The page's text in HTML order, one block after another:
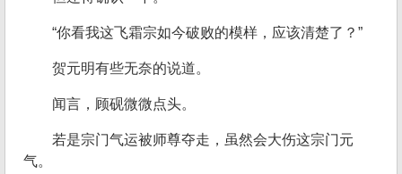
“你看我这飞霜宗如今破败的模样，应该清楚了？”
贺元明有些无奈的说道。
闻言，顾砚微微点头。
若是宗门气运被师尊夺走，虽然会大伤这宗门元
气。